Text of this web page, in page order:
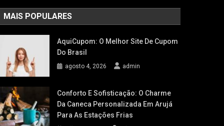
MAIS POPULARES
AquiCupom: O Melhor Site De Cupom
Do Brasil
agosto 4, 2026 admin
Conforto E Sofisticação: O Charme
Da Caneca Personalizada Em Arujá
Para As Estações Frias